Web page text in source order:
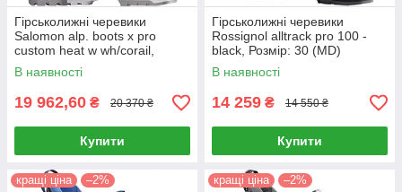
Гірськолижні черевики
Salomon alp. boots x pro
custom heat w wh/corail,
Розмір: 23.5, 24.5, 26 (MD)
В наявності
19 962,60 ₴ 20 370 ₴
Купити
Гірськолижні черевики
Rossignol alltrack pro 100 -
black, Розмір: 30 (MD)
В наявності
14 259 ₴ 14 550 ₴
Купити
кращі ціна –2% кращі ціна –2%